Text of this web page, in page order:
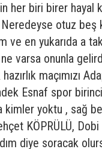
her biri birer hayal
Neredeyse otuz
ve en yukarıda a
varsa onunla
maçımızı
Esnaf spor
kimler yoktu , sağ
KÖPRÜLÜ,
diye soracak